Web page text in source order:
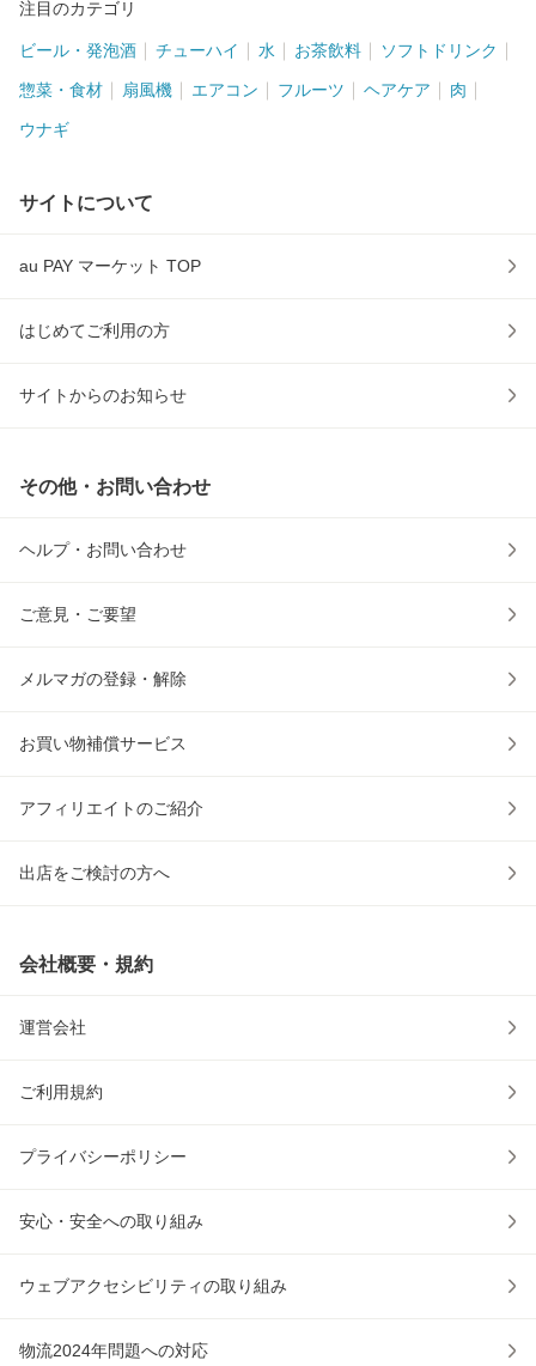
注目のカテゴリ
ビール・発泡酒 チューハイ 水 お茶飲料 ソフトドリンク
惣菜・食材 扇風機 エアコン フルーツ ヘアケア 肉
ウナギ
サイトについて
au PAY マーケット TOP
はじめてご利用の方
サイトからのお知らせ
その他・お問い合わせ
ヘルプ・お問い合わせ
ご意見・ご要望
メルマガの登録・解除
お買い物補償サービス
アフィリエイトのご紹介
出店をご検討の方へ
会社概要・規約
運営会社
ご利用規約
プライバシーポリシー
安心・安全への取り組み
ウェブアクセシビリティの取り組み
物流2024年問題への対応